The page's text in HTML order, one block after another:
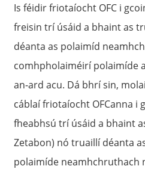
Is féidir friotaíocht OFC i
freisin trí úsáid a bhaint as
déanta as polaimíd
comhpholaiméirí polaimíde
an-ard acu. Dá bhrí sin,
cáblaí friotaíocht OFCanna i
fheabhsú trí úsáid a bhaint
Zetabon) nó truaillí déanta
polaimíde neamhchruthach